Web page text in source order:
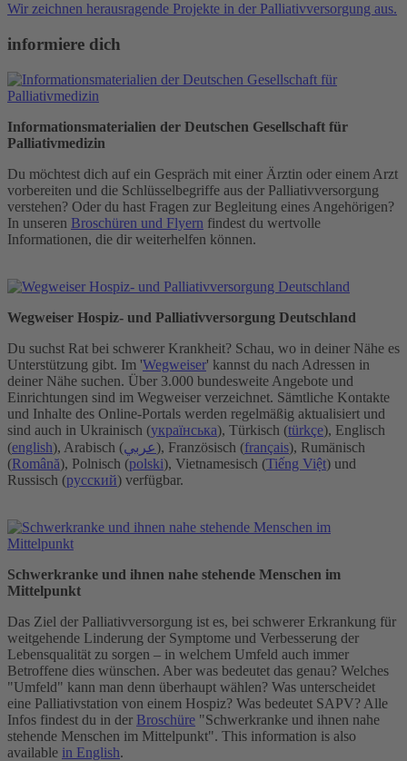
Wir zeichnen herausragende Projekte in der Palliativversorgung aus.
informiere dich
Informationsmaterialien der Deutschen Gesellschaft für
Palliativmedizin
Du möchtest dich auf ein Gespräch mit einer Ärztin oder einem Arzt
vorbereiten und die Schlüsselbegriffe aus der Palliativversorgung
verstehen? Oder du hast Fragen zur Begleitung eines Angehörigen?
In unseren Broschüren und Flyern findest du wertvolle
Informationen, die dir weiterhelfen können.
Wegweiser Hospiz- und Palliativversorgung Deutschland
Du suchst Rat bei schwerer Krankheit? Schau, wo in deiner Nähe es
Unterstützung gibt. Im 'Wegweiser' kannst du nach Adressen in
deiner Nähe suchen. Über 3.000 bundesweite Angebote und
Einrichtungen sind im Wegweiser verzeichnet. Sämtliche Kontakte
und Inhalte des Online-Portals werden regelmäßig aktualisiert und
sind auch in Ukrainisch (українська), Türkisch (türkçe), Englisch
(english), Arabisch (عربي), Französisch (français), Rumänisch
(Română), Polnisch (polski), Vietnamesisch (Tiếng Việt) und
Russisch (русский) verfügbar.
Schwerkranke und ihnen nahe stehende Menschen im
Mittelpunkt
Das Ziel der Palliativversorgung ist es, bei schwerer Erkrankung für
weitgehende Linderung der Symptome und Verbesserung der
Lebensqualität zu sorgen – in welchem Umfeld auch immer
Betroffene dies wünschen. Aber was bedeutet das genau? Welches
"Umfeld" kann man denn überhaupt wählen? Was unterscheidet
eine Palliativstation von einem Hospiz? Was bedeutet SAPV? Alle
Infos findest du in der Broschüre "Schwerkranke und ihnen nahe
stehende Menschen im Mittelpunkt". This information is also
available in English.